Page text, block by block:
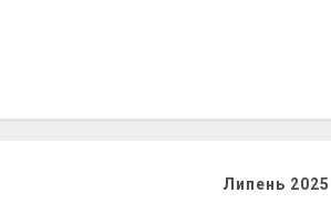
Липень 2025